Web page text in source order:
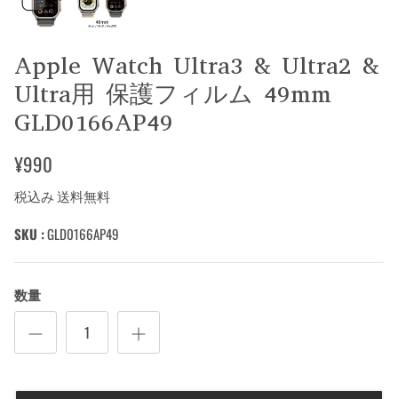
Apple Watch Ultra3 & Ultra2 &
Ultra用 保護フィルム 49mm
GLD0166AP49
¥990
税込み 送料無料
SKU :GLD0166AP49
数量